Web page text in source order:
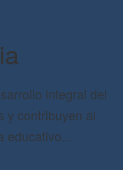
integral del
y contribuyen al
educativo...